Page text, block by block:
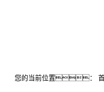
您的当前位置：